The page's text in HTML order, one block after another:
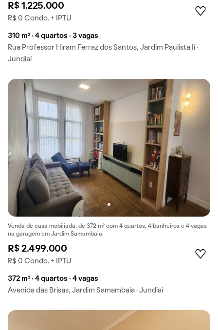
R$ 1.225.000
R$ 0 Condo. + IPTU
310 m² · 4 quartos · 3 vagas
Rua Professor Hiram Ferraz dos Santos, Jardim Paulista Ii ·
Jundiaí
Venda de casa mobiliada, de 372 m² com 4 quartos, 4 banheiros e 4 vagas
na garagem em Jardim Samambaia.
R$ 2.499.000
R$ 0 Condo. + IPTU
372 m² · 4 quartos · 4 vagas
Avenida das Brisas, Jardim Samambaia · Jundiaí